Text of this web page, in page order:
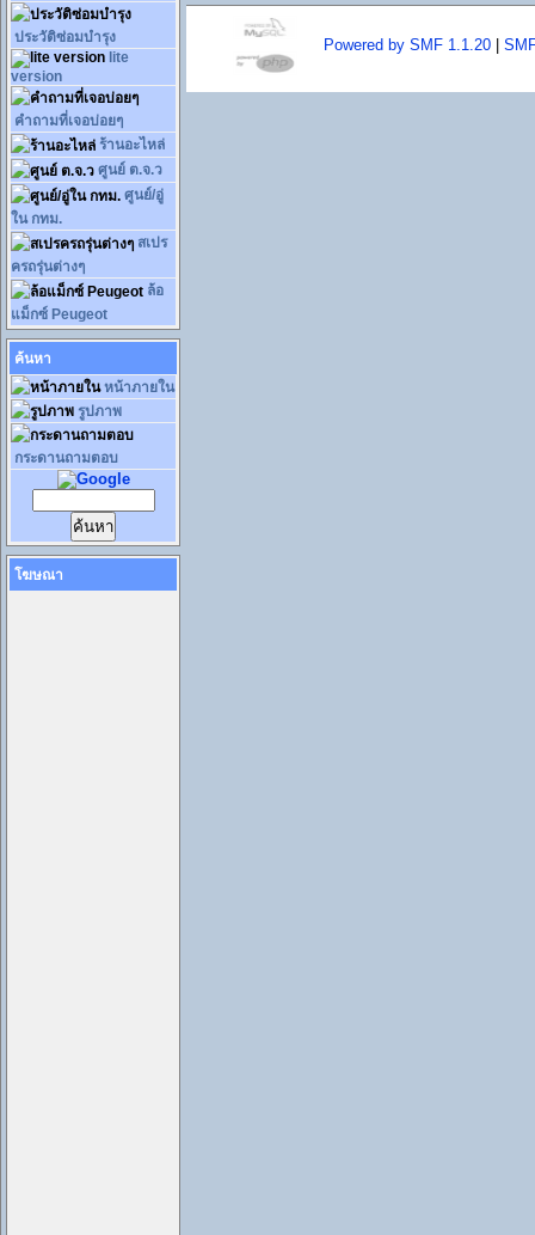
ประวัติซ่อมบำรุง
lite
version
คำถามที่เจอบ่อยๆ
ร้านอะไหล่
ศูนย์ ต.จ.ว
ศูนย์/อู่
ใน กทม.
สเปร
ครถรุ่นต่างๆ
ล้อ
แม็กซ์ Peugeot
ค้นหา
หน้าภายใน
รูปภาพ
กระดานถามตอบ
โฆษณา
Powered by SMF 1.1.20